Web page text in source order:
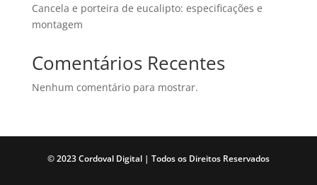
Cancela e porteira de eucalipto: especificações e
montagem
Comentários Recentes
Nenhum comentário para mostrar.
© 2023 Cordoval Digital | Todos os Direitos Reservados